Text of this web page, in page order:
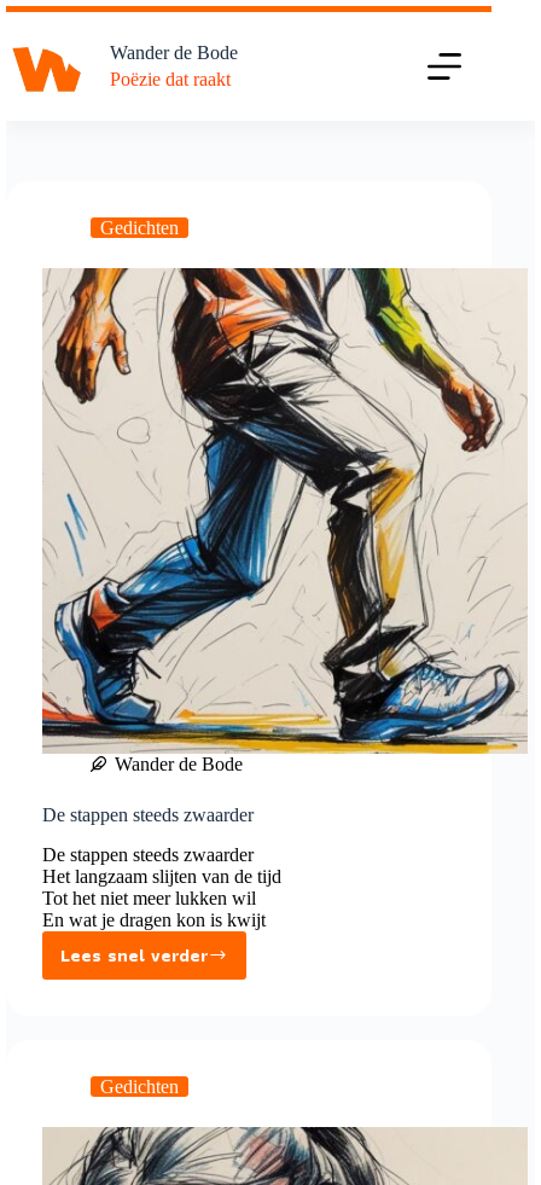
Ga
de
inhoud
Wander de Bode
Poëzie dat raakt
Gedichten
Wander de Bode
De stappen steeds zwaarder
De stappen steeds zwaarder
Het langzaam slijten van de tijd
Tot het niet meer lukken wil
En wat je dragen kon is kwijt
Lees snel verder
De
Gedichten